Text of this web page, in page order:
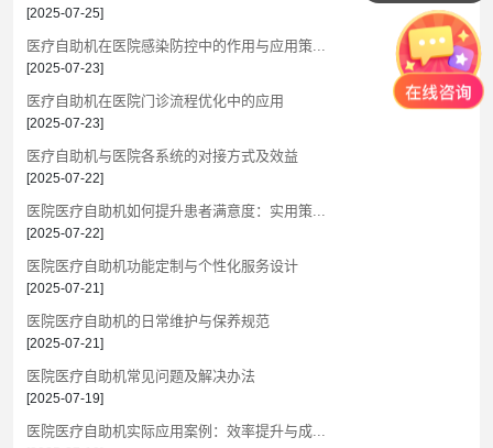
[2025-07-25]
医疗自助机在医院感染防控中的作用与应用策...
[2025-07-23]
医疗自助机在医院门诊流程优化中的应用
[2025-07-23]
医疗自助机与医院各系统的对接方式及效益
[2025-07-22]
医院医疗自助机如何提升患者满意度：实用策...
[2025-07-22]
医院医疗自助机功能定制与个性化服务设计
[2025-07-21]
医院医疗自助机的日常维护与保养规范
[2025-07-21]
医院医疗自助机常见问题及解决办法
[2025-07-19]
医院医疗自助机实际应用案例：效率提升与成...